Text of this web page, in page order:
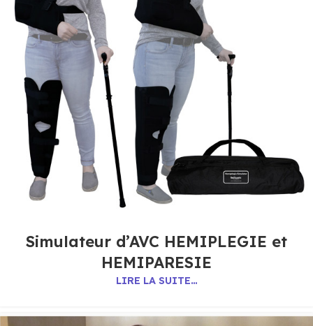
Simulateur d’AVC HEMIPLEGIE et
HEMIPARESIE
LIRE LA SUITE…